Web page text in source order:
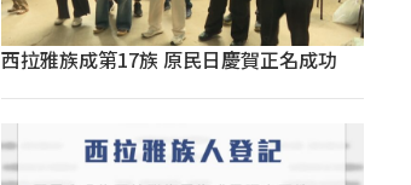
西拉雅族成第17族 原民日慶賀正名成功